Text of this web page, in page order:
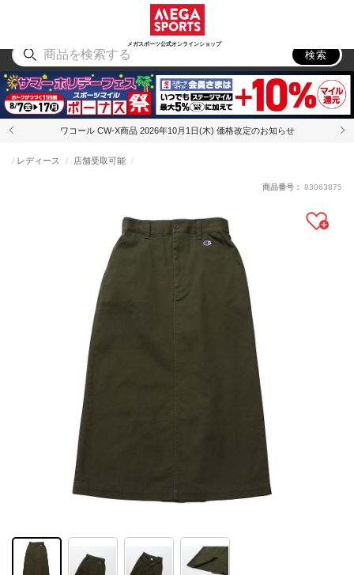
メガスポーツ公式オンラインショップ
アウトドア
検索
ワコール CW-X商品 2026年10月1日(木) 価格改定のお知らせ
レディース 店舗受取可能
商品番号： 83063875